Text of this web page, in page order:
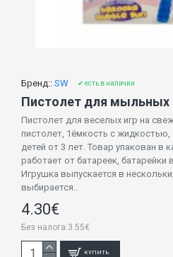
Бренд:: SW ✔ есть в наличии
Пистолет для мыльных
Пистолет для веселых игр на
пистолет, 1ёмкость с жидкостью,
детей от 3 лет. Товар упакован в
работает от батареек, батарейки
Игрушка выпускается в
выбирается..
4.30€
Без налога:3.55€
КУПИТЬ